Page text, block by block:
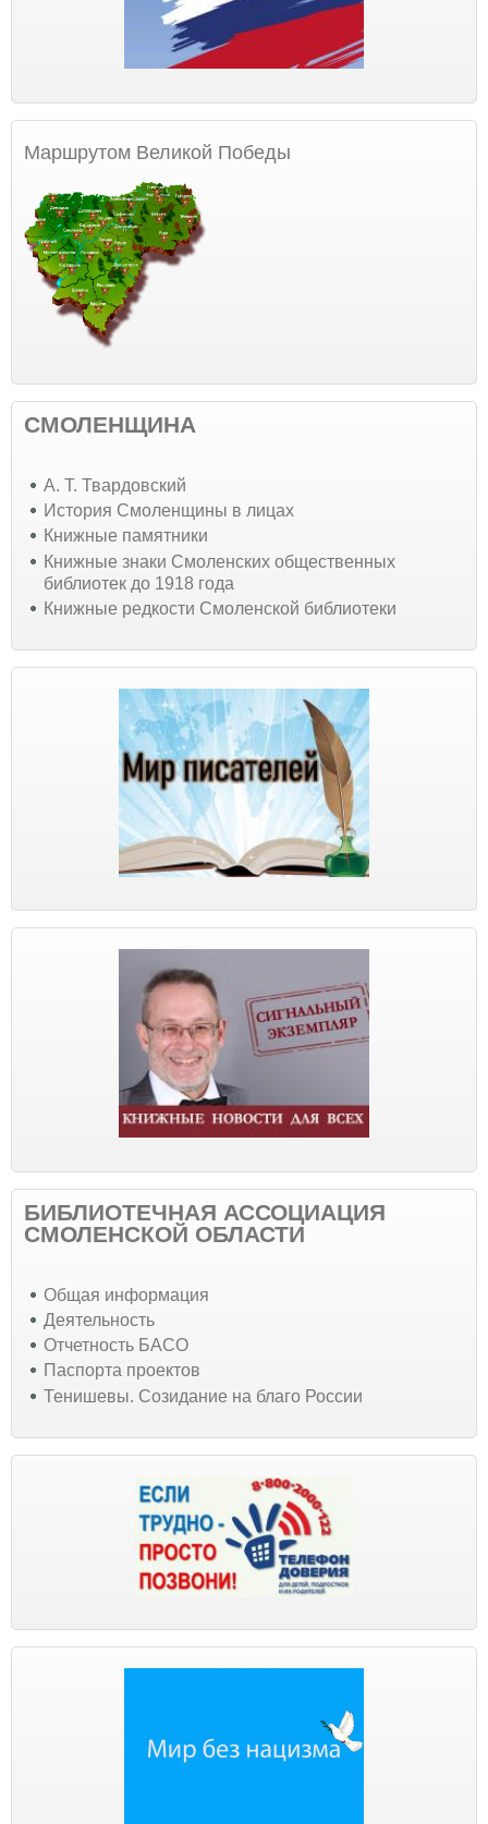
Маршрутом Великой Победы
СМОЛЕНЩИНА
А. Т. Твардовский
История Смоленщины в лицах
Книжные памятники
Книжные знаки Смоленских общественных
библиотек до 1918 года
Книжные редкости Смоленской библиотеки
БИБЛИОТЕЧНАЯ АССОЦИАЦИЯ
СМОЛЕНСКОЙ ОБЛАСТИ
Общая информация
Деятельность
Отчетность БАСО
Паспорта проектов
Тенишевы. Созидание на благо России